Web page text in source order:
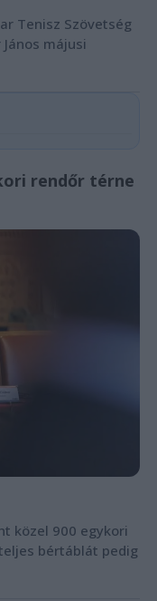
Tenisz Szövetség
májusi
rendőr térne
közel 900 egykori
bértáblát pedig